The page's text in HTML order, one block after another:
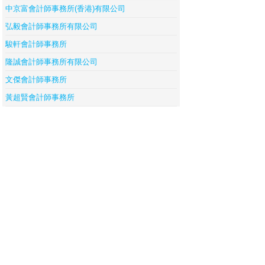
中京富會計師事務所(香港)有限公司
弘毅會計師事務所有限公司
駿軒會計師事務所
隆誠會計師事務所有限公司
文傑會計師事務所
黃超賢會計師事務所